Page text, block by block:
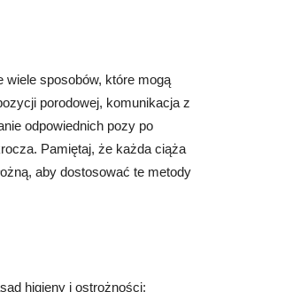
wiele sposobów, które mogą
porodowej, komunikacja z
odpowiednich pozy po
Pamiętaj, że każda ciąża
aby dostosować te metody
higieny i ostrożności: